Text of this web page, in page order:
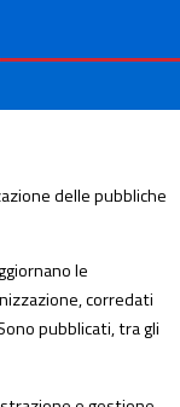
delle pubbliche
le
corredati
pubblicati, tra gli